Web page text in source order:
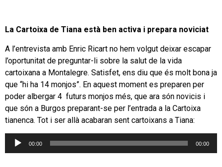
La Cartoixa de Tiana està ben activa i prepara noviciat
A l’entrevista amb Enric Ricart no hem volgut deixar escapar
l’oportunitat de preguntar-li sobre la salut de la vida
cartoixana a Montalegre. Satisfet, ens diu que és molt bona ja
que “hi ha 14 monjos”. En aquest moment es preparen per
poder albergar 4 futurs monjos més, que ara són novicis i
que són a Burgos preparant-se per l’entrada a la Cartoixa
tianenca. Tot i ser allà acabaran sent cartoixans a Tiana:
Reproductor
00:00 00:00